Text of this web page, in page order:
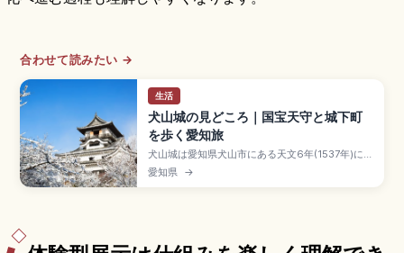
合わせて読みたい →
生活
犬山城の見どころ｜国宝天守と城下町
を歩く愛知旅
犬山城は愛知県犬山市にある天文6年(1537年)に織
田信康が築城したと伝わる天守が国宝の名城で、
姫路・松本・彦根・松江と並ぶ国宝五城のひとつ
愛知県 →